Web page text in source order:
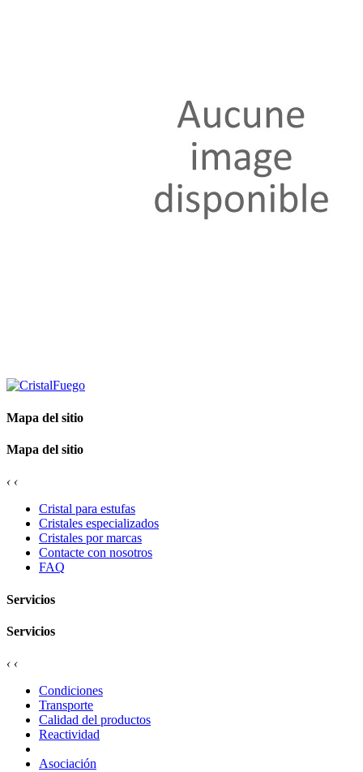
Mapa del sitio
Mapa del sitio
‹ ‹
Cristal para estufas
Cristales especializados
Cristales por marcas
Contacte con nosotros
FAQ
Servicios
Servicios
‹ ‹
Condiciones
Transporte
Calidad del productos
Reactividad
Asociación